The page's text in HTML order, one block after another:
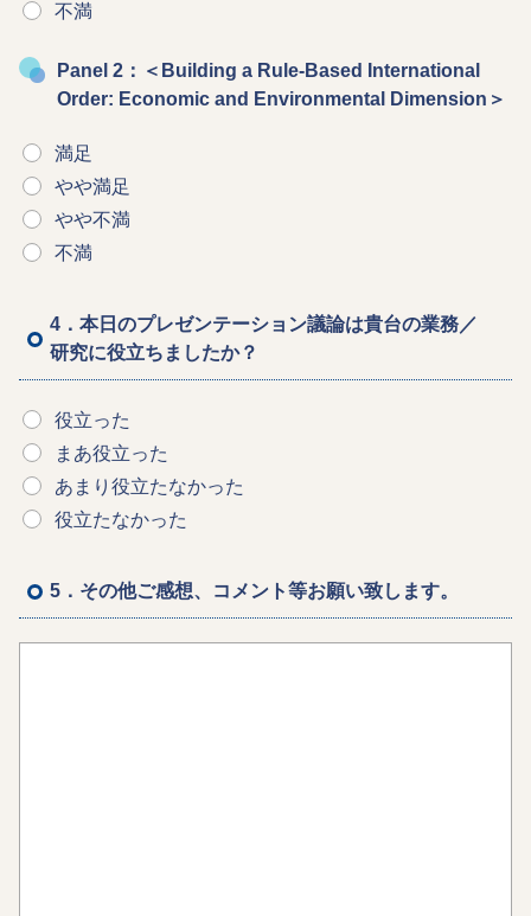
不満
Panel 2：＜Building a Rule-Based International
Order: Economic and Environmental Dimension＞
満足
やや満足
やや不満
不満
4．本日のプレゼンテーション議論は貴台の業務／
研究に役立ちましたか？
役立った
まあ役立った
あまり役立たなかった
役立たなかった
5．その他ご感想、コメント等お願い致します。